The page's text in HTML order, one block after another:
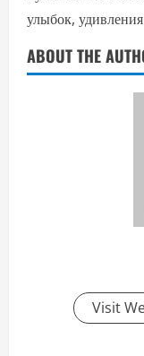
улыбок,
ABOUT THE
Visit